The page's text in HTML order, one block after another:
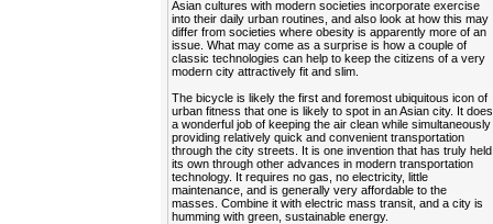
Asian cultures with modern societies incorporate exercise
into their daily urban routines, and also look at how this may
differ from societies where obesity is apparently more of an
issue. What may come as a surprise is how a couple of
classic technologies can help to keep the citizens of a very
modern city attractively fit and slim.
The bicycle is likely the first and foremost ubiquitous icon of
urban fitness that one is likely to spot in an Asian city. It does
a wonderful job of keeping the air clean while simultaneously
providing relatively quick and convenient transportation
through the city streets. It is one invention that has truly held
its own through other advances in modern transportation
technology. It requires no gas, no electricity, little
maintenance, and is generally very affordable to the
masses. Combine it with electric mass transit, and a city is
humming with green, sustainable energy.